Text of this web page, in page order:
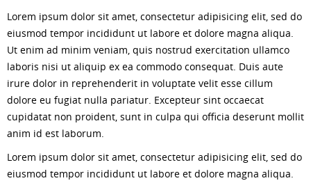
Lorem ipsum dolor sit amet, consectetur adipisicing elit, sed do
eiusmod tempor incididunt ut labore et dolore magna aliqua.
Ut enim ad minim veniam, quis nostrud exercitation ullamco
laboris nisi ut aliquip ex ea commodo consequat. Duis aute
irure dolor in reprehenderit in voluptate velit esse cillum
dolore eu fugiat nulla pariatur. Excepteur sint occaecat
cupidatat non proident, sunt in culpa qui officia deserunt mollit
anim id est laborum.
Lorem ipsum dolor sit amet, consectetur adipisicing elit, sed do
eiusmod tempor incididunt ut labore et dolore magna aliqua.